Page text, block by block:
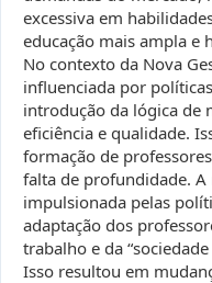
excessiva em
educação mais ampla e
No contexto da Nova
influenciada por
introdução da lógica de
eficiência e qualidade.
formação de
falta de profundidade.
impulsionada pelas
adaptação dos
trabalho e da
Isso resultou em